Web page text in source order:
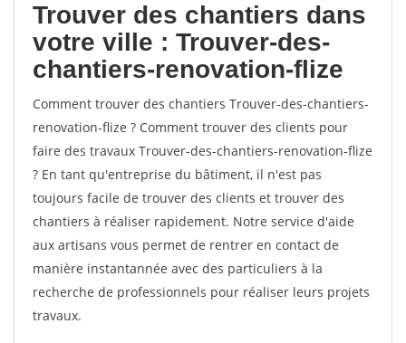
Trouver des chantiers dans
votre ville : Trouver-des-
chantiers-renovation-flize
Comment trouver des chantiers Trouver-des-chantiers-
renovation-flize ? Comment trouver des clients pour
faire des travaux Trouver-des-chantiers-renovation-flize
? En tant qu'entreprise du bâtiment, il n'est pas
toujours facile de trouver des clients et trouver des
chantiers à réaliser rapidement. Notre service d'aide
aux artisans vous permet de rentrer en contact de
manière instantannée avec des particuliers à la
recherche de professionnels pour réaliser leurs projets
travaux.